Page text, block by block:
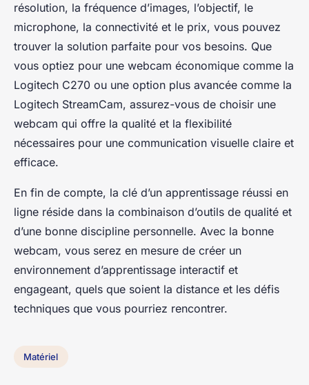
résolution, la fréquence d’images, l’objectif, le
microphone, la connectivité et le prix, vous pouvez
trouver la solution parfaite pour vos besoins. Que
vous optiez pour une webcam économique comme la
Logitech C270 ou une option plus avancée comme la
Logitech StreamCam, assurez-vous de choisir une
webcam qui offre la qualité et la flexibilité
nécessaires pour une communication visuelle claire et
efficace.
En fin de compte, la clé d’un apprentissage réussi en
ligne réside dans la combinaison d’outils de qualité et
d’une bonne discipline personnelle. Avec la bonne
webcam, vous serez en mesure de créer un
environnement d’apprentissage interactif et
engageant, quels que soient la distance et les défis
techniques que vous pourriez rencontrer.
Matériel